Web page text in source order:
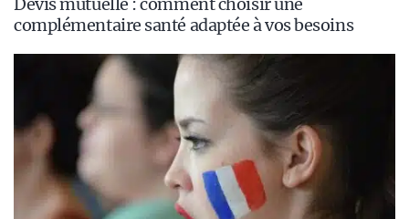
complémentaire santé adaptée à vos besoins